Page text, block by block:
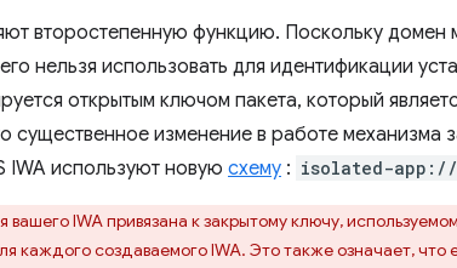
второстепенную функцию. Поскольку домен
нельзя использовать для идентификации
открытым ключом пакета, который
существенное изменение в работе механизма
IWA используют новую схему : isolated-app://
IWA привязана к закрытому ключу,
каждого создаваемого IWA. Это также означает,